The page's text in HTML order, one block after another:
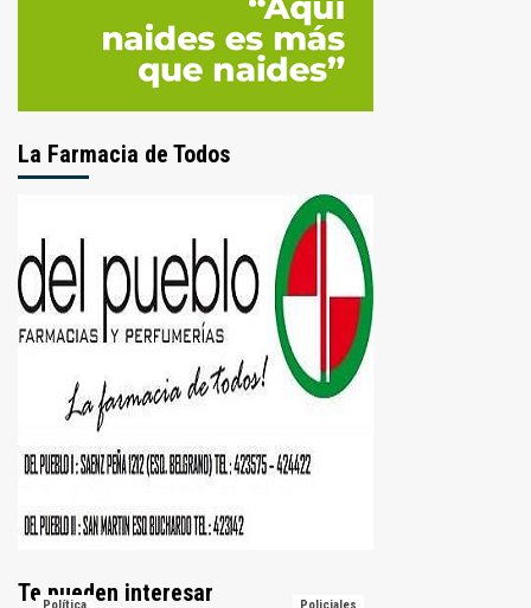
La Farmacia de Todos
Te pueden interesar